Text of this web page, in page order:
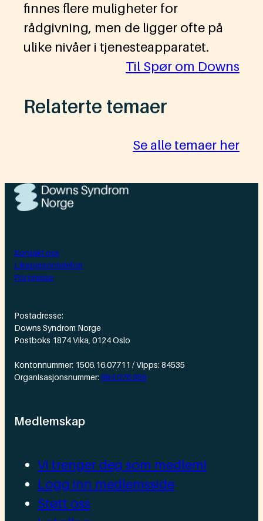
finnes flere muligheter for
rådgivning, men de ligger ofte på
ulike nivåer i tjenesteapparatet.
Til Spør om Downs
Relaterte temaer
Se alle temaer her
Kontakt oss
Likepersontelefon
For presse
Postadresse:
Downs Syndrom Norge
Postboks 1874 Vika, 0124 Oslo
Kontonnummer: 1506.16.07711 / Vipps: 84535
Organisasjonsnummer: 984 076 959
Medlemskap
Vi trenger deg som medlem!
Logg inn medlemsside
Støtt oss